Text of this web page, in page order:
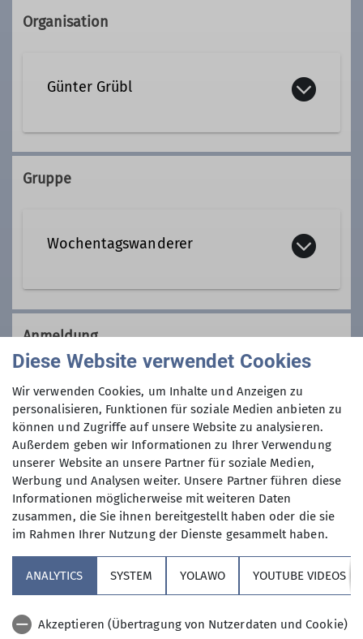
Organisation
Günter Grübl
089 20189849
Gruppe
Wochentagswanderer
Wir sind eine Gemeinschaft von
Wanderfreunden innerhalb der
Sektion, die
hauptsächlich jeden
Dienstag und Mittwoch, aber auch an
anderen Wochentagen in freier Natur
unterwegs sind.
Wer kann sich das wochentags
leisten?
Nun, alle die aus dem Berufsleben
ausgeschieden sind oder sonst über
ihre Zeit frei verfügen können und
körperlich in guter Verfassung sind.
Neben anspruchvollen Bergtouren
(bis ca. 1400 Höhenmeter) stehen
auch leichtere Berg- und
Flachwanderungen (ca. 15 bis 20 km)
auf unserem Programm. Dazu kommen
Anmeldung
Anmeldung bis
14.07.2024
Maximale Teilnehmeranzahl
9
Diese Website verwendet Cookies
Wir verwenden Cookies, um Inhalte und Anzeigen zu
personalisieren, Funktionen für soziale Medien anbieten zu
können und Zugriffe auf unsere Website zu analysieren.
Außerdem geben wir Informationen zu Ihrer Verwendung
unserer Website an unsere Partner für soziale Medien,
Werbung und Analysen weiter. Unsere Partner führen diese
Informationen möglicherweise mit weiteren Daten
zusammen, die Sie ihnen bereitgestellt haben oder die sie
im Rahmen Ihrer Nutzung der Dienste gesammelt haben.
ANALYTICS SYSTEM YOLAWO YOUTUBE VIDEOS
Akzeptieren (Übertragung von Nutzerdaten und Cookie)